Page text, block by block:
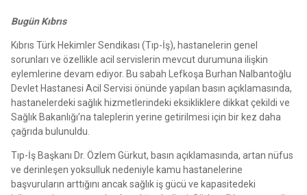
Bugün Kıbrıs
Kıbrıs Türk Hekimler Sendikası (Tıp-İş), hastanelerin genel
sorunları ve özellikle acil servislerin mevcut durumuna ilişkin
eylemlerine devam ediyor. Bu sabah Lefkoşa Burhan Nalbantoğlu
Devlet Hastanesi Acil Servisi önünde yapılan basın açıklamasında,
hastanelerdeki sağlık hizmetlerindeki eksikliklere dikkat çekildi ve
Sağlık Bakanlığı’na taleplerin yerine getirilmesi için bir kez daha
çağrıda bulunuldu.
Tıp-İş Başkanı Dr. Özlem Gürkut, basın açıklamasında, artan nüfus
ve derinleşen yoksulluk nedeniyle kamu hastanelerine
başvuruların arttığını ancak sağlık iş gücü ve kapasitedeki